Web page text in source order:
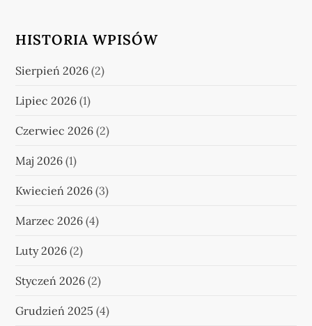
HISTORIA WPISÓW
Sierpień 2026 (2)
Lipiec 2026 (1)
Czerwiec 2026 (2)
Maj 2026 (1)
Kwiecień 2026 (3)
Marzec 2026 (4)
Luty 2026 (2)
Styczeń 2026 (2)
Grudzień 2025 (4)